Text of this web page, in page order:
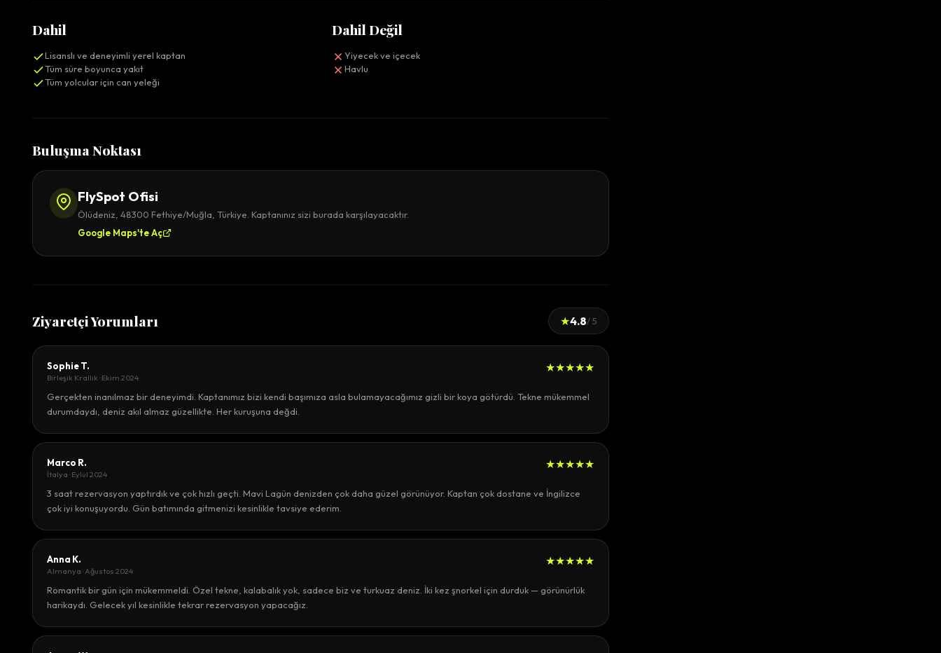
Dahil
Lisanslı ve deneyimli yerel kaptan
Tüm süre boyunca yakıt
Tüm yolcular için can yeleği
Dahil Değil
Yiyecek ve içecek
Havlu
Buluşma Noktası
FlySpot Ofisi
Ölüdeniz, 48300 Fethiye/Muğla, Türkiye. Kaptanınız sizi burada karşılayacaktır.
Google Maps'te Aç
Ziyaretçi Yorumları ★4.8/ 5
Sophie T.
Birleşik Krallık · Ekim 2024
★★★★★
Gerçekten inanılmaz bir deneyimdi. Kaptanımız bizi kendi başımıza asla bulamayacağımız gizli bir koya götürdü. Tekne mükemmel
durumdaydı, deniz akıl almaz güzellikte. Her kuruşuna değdi.
Marco R.
İtalya · Eylül 2024
★★★★★
3 saat rezervasyon yaptırdık ve çok hızlı geçti. Mavi Lagün denizden çok daha güzel görünüyor. Kaptan çok dostane ve İngilizce
çok iyi konuşuyordu. Gün batımında gitmenizi kesinlikle tavsiye ederim.
Anna K.
Almanya · Ağustos 2024
★★★★★
Romantik bir gün için mükemmeldi. Özel tekne, kalabalık yok, sadece biz ve turkuaz deniz. İki kez şnorkel için durduk — görünürlük
harikaydı. Gelecek yıl kesinlikle tekrar rezervasyon yapacağız.